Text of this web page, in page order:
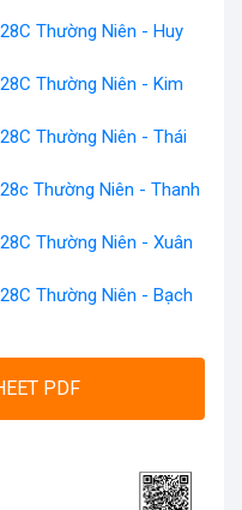
Thường Niên - Huy
Thường Niên - Kim
Thường Niên - Thái
Thường Niên - Thanh
Thường Niên - Xuân
Thường Niên - Bạch
PDF